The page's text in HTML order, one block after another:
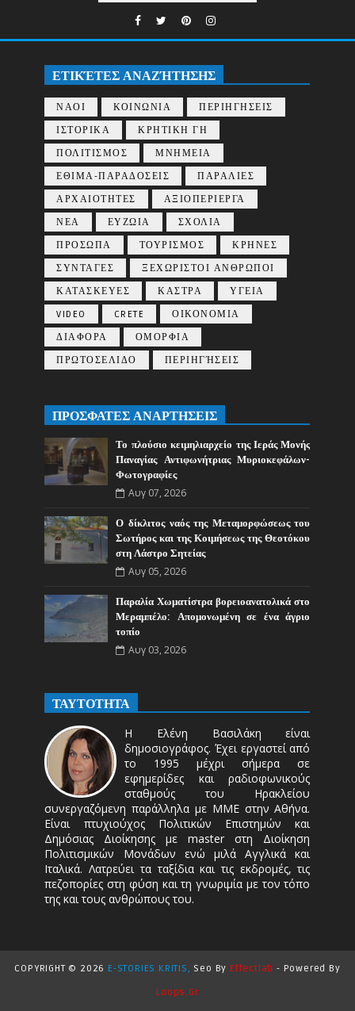
ΕΤΙΚΈΤΕΣ ΑΝΑΖΉΤΗΣΗΣ
ΝΑΟΙ ΚΟΙΝΩΝΙΑ
ΠΕΡΙΗΓΗΣΕΙΣ
ΙΣΤΟΡΙΚΑ
ΚΡΗΤΙΚΗ ΓΗ
ΠΟΛΙΤΙΣΜΟΣ
ΜΝΗΜΕΙΑ
ΕΘΙΜΑ-ΠΑΡΑΔΟΣΕΙΣ
ΠΑΡΑΛΙΕΣ
ΑΡΧΑΙΟΤΗΤΕΣ
ΑΞΙΟΠΕΡΙΕΡΓΑ
ΝΕΑ
ΕΥΖΩΙΑ
ΣΧΟΛΙΑ
ΠΡΟΣΩΠΑ
ΤΟΥΡΙΣΜΟΣ
ΚΡΗΝΕΣ
ΣΥΝΤΑΓΕΣ
ΞΕΧΩΡΙΣΤΟΙ ΑΝΘΡΩΠΟΙ
ΚΑΤΑΣΚΕΥΕΣ
ΚΑΣΤΡΑ
ΥΓΕΙΑ
VIDEO
CRETE
ΟΙΚΟΝΟΜΙΑ
ΔΙΑΦΟΡΑ
ΟΜΟΡΦΙΑ
ΠΡΩΤΟΣΕΛΙΔΟ
ΠΕΡΙΗΓΉΣΕΙΣ
ΠΡΟΣΦΑΤΕΣ ΑΝΑΡΤΗΣΕΙΣ
Το πλούσιο κειμηλιαρχείο της Ιεράς Μονής
Παναγίας Αντιφωνήτριας Μυριοκεφάλων-
Φωτογραφίες
Αυγ 07, 2026
Ο δίκλιτος ναός της Μεταμορφώσεως του
Σωτήρος και της Κοιμήσεως της Θεοτόκου
στη Λάστρο Σητείας
Αυγ 05, 2026
Παραλία Χωματίστρα βορειοανατολικά στο
Μεραμπέλο: Απομονωμένη σε ένα άγριο
τοπίο
Αυγ 03, 2026
ΤΑΥΤΟΤΗΤΑ
Η Ελένη Βασιλάκη είναι
δημοσιογράφος. Έχει εργαστεί από
το 1995 μέχρι σήμερα σε
εφημερίδες και ραδιοφωνικούς
σταθμούς του Ηρακλείου
συνεργαζόμενη παράλληλα με ΜΜΕ στην Αθήνα.
Είναι πτυχιούχος Πολιτικών Επιστημών και
Δημόσιας Διοίκησης με master στη Διοίκηση
Πολιτισμικών Μονάδων ενώ μιλά Αγγλικά και
Ιταλικά. Λατρεύει τα ταξίδια και τις εκδρομές, τις
πεζοπορίες στη φύση και τη γνωριμία με τον τόπο
της και τους ανθρώπους του.
COPYRIGHT © 2026 E-STORIES KRITIS, Seo By Effectlab - Powered By
Loops.gr